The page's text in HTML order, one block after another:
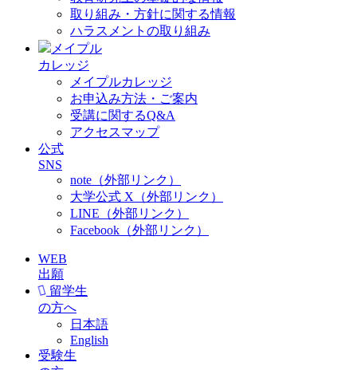
取り組み・方針に関する情報
ハラスメントの取り組み
メイプル
カレッジ
メイプルカレッジ
お申込み方法・ご案内
受講に関するQ&A
アクセスマップ
公式
SNS
note（外部リンク）
大学公式 X（外部リンク）
LINE（外部リンク）
Facebook（外部リンク）
WEB
出願
留学生
の方へ
日本語
English
受験生